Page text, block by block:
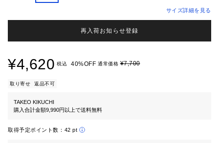
サイズ詳細を見る
再入荷お知らせ登録
¥4,620 税込 40%OFF 通常価格¥7,700
取り寄せ 返品不可
TAKEO KIKUCHI
購入合計金額9,990円以上で送料無料
取得予定ポイント数： 42 pt